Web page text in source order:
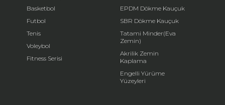
Basketbol
Futbol
Tenis
Voleybol
Fitness Serisi
EPDM Dökme Kauçuk
SBR Dökme Kauçuk
Tatami Minder(Eva
Zemin)
Akrilik Zemin
Kaplama
Engelli Yürüme
Yüzeyleri